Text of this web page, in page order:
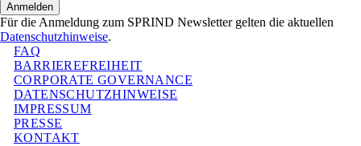
Anmelden
Für die Anmeldung zum SPRIND Newsletter gelten die aktuellen
Datenschutzhinweise.
FAQ
BARRIEREFREIHEIT
CORPORATE GOVERNANCE
DATENSCHUTZHINWEISE
IMPRESSUM
PRESSE
KONTAKT